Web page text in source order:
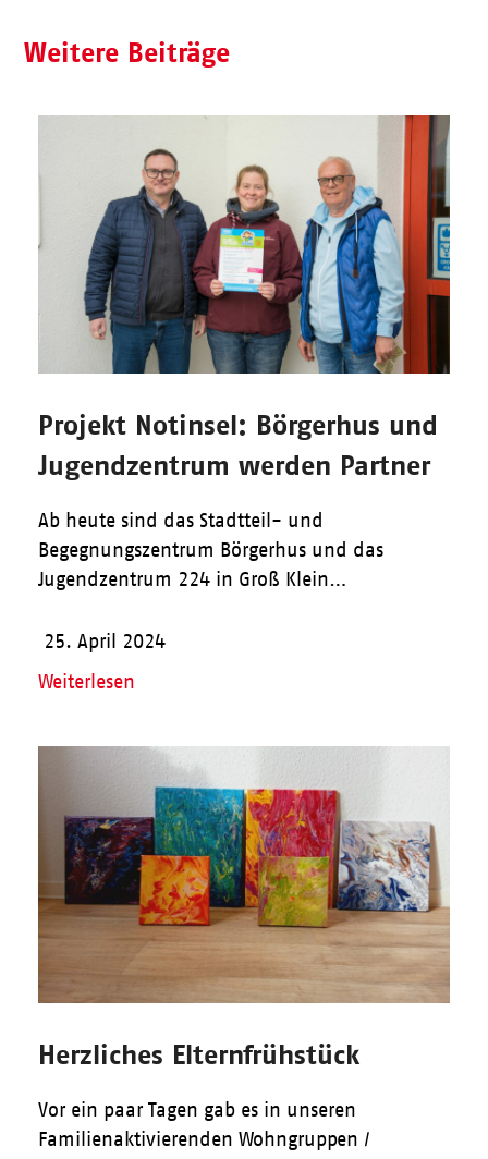
Weitere Beiträge
Projekt Notinsel: Börgerhus und
Jugendzentrum werden Partner
Ab heute sind das Stadtteil- und
Begegnungszentrum Börgerhus und das
Jugendzentrum 224 in Groß Klein…
25. April 2024
Weiterlesen
Herzliches Elternfrühstück
Vor ein paar Tagen gab es in unseren
Familienaktivierenden Wohngruppen /